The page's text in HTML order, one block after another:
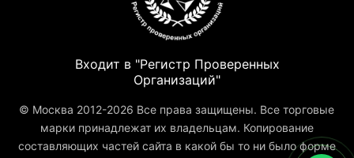
Входит в "Регистр Проверенных
Организаций"
© Москва 2012-2026 Все права защищены. Все торговые
марки принадлежат их владельцам. Копирование
составляющих частей сайта в какой бы то ни было форме